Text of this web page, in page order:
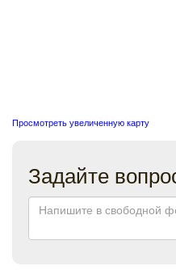
Просмотреть увеличенную карту
Задайте